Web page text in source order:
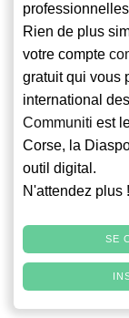
Rien de plus
votre compte
gratuit qui vous
international
Communiti est
Corse, la
outil digital.
N'attendez plus
SE